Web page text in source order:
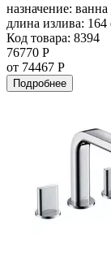
назначение:
длина излива: 164
Код товара: 8394
76770 Р
от 74467 Р
Подробнее